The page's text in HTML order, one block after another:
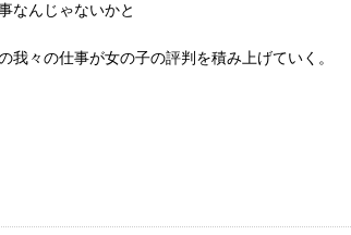
なんじゃないかと
々の仕事が女の子の評判を積み上げていく。